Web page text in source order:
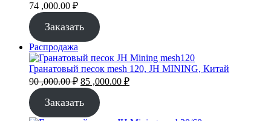
74 ,000.00 ₽
Заказать
Распродажа
товар
Гранатовый песок mesh 120, JH MINING, Китай
90 ,000.00₽ Первоначальная
цена
составляла
85 ,000.00 ₽Текущая
Заказать